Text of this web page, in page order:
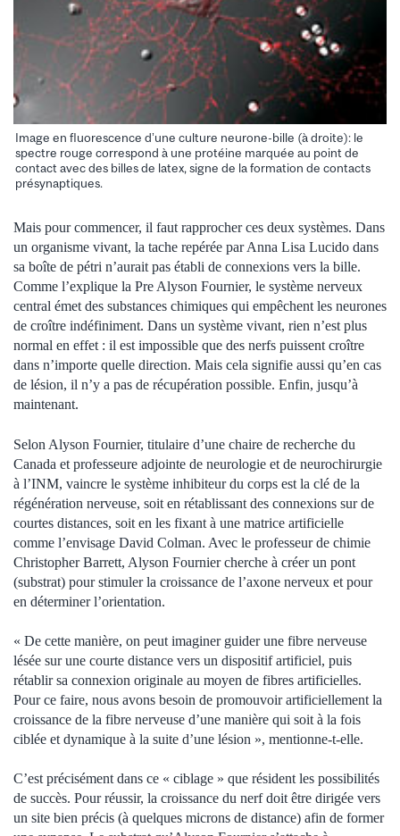
Image en fluorescence d’une culture neurone-bille (à droite): le
spectre rouge correspond à une protéine marquée au point de
contact avec des billes de latex, signe de la formation de contacts
présynaptiques.
Mais pour commencer, il faut rapprocher ces deux systèmes. Dans
un organisme vivant, la tache repérée par Anna Lisa Lucido dans
sa boîte de pétri n’aurait pas établi de connexions vers la bille.
Comme l’explique la Pre Alyson Fournier, le système nerveux
central émet des substances chimiques qui empêchent les neurones
de croître indéfiniment. Dans un système vivant, rien n’est plus
normal en effet : il est impossible que des nerfs puissent croître
dans n’importe quelle direction. Mais cela signifie aussi qu’en cas
de lésion, il n’y a pas de récupération possible. Enfin, jusqu’à
maintenant.
Selon Alyson Fournier, titulaire d’une chaire de recherche du
Canada et professeure adjointe de neurologie et de neurochirurgie
à l’INM, vaincre le système inhibiteur du corps est la clé de la
régénération nerveuse, soit en rétablissant des connexions sur de
courtes distances, soit en les fixant à une matrice artificielle
comme l’envisage David Colman. Avec le professeur de chimie
Christopher Barrett, Alyson Fournier cherche à créer un pont
(substrat) pour stimuler la croissance de l’axone nerveux et pour
en déterminer l’orientation.
« De cette manière, on peut imaginer guider une fibre nerveuse
lésée sur une courte distance vers un dispositif artificiel, puis
rétablir sa connexion originale au moyen de fibres artificielles.
Pour ce faire, nous avons besoin de promouvoir artificiellement la
croissance de la fibre nerveuse d’une manière qui soit à la fois
ciblée et dynamique à la suite d’une lésion », mentionne-t-elle.
C’est précisément dans ce « ciblage » que résident les possibilités
de succès. Pour réussir, la croissance du nerf doit être dirigée vers
un site bien précis (à quelques microns de distance) afin de former